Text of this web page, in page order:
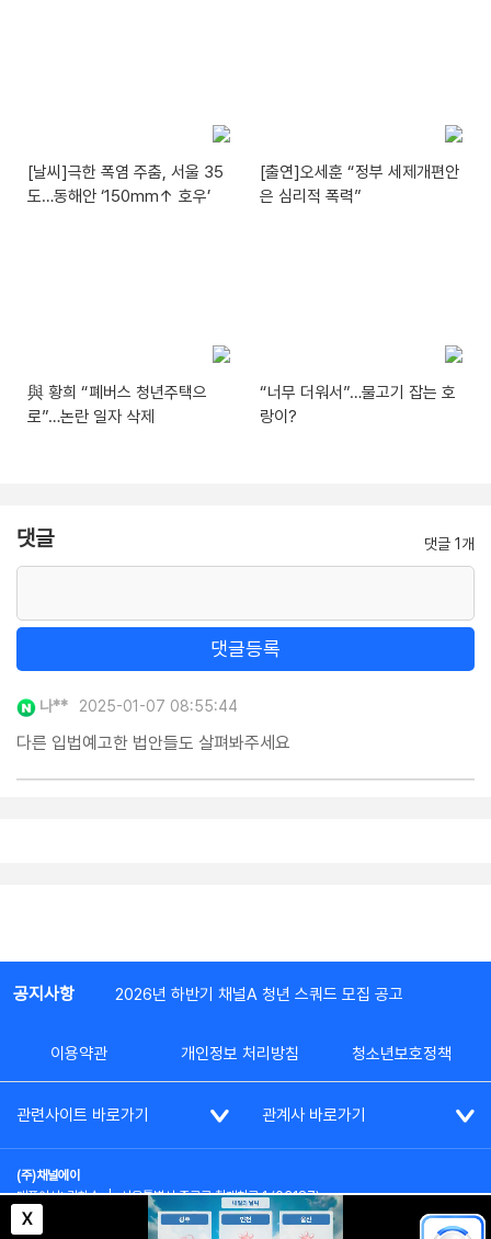
[날씨]극한 폭염 주춤, 서울 35
도…동해안 ‘150mm↑ 호우’
[출연]오세훈 “정부 세제개편안
은 심리적 폭력”
與 황희 “폐버스 청년주택으
로”…논란 일자 삭제
“너무 더워서”…물고기 잡는 호
랑이?
댓글 댓글 1개
댓글등록
나** 2025-01-07 08:55:44
다른 입법예고한 법안들도 살펴봐주세요
X
공지사항 2026년 하반기 채널A 청년 스쿼드 모집 공고
이용약관 개인정보 처리방침 청소년보호정책
관련사이트 바로가기 관계사 바로가기
(주)채널에이
대표이사: 김차수 | 서울특별시 종로구 청계천로 1 (03187)
부가통신사업신고: 022357호 | 사업자등록번호: 101-86-62787